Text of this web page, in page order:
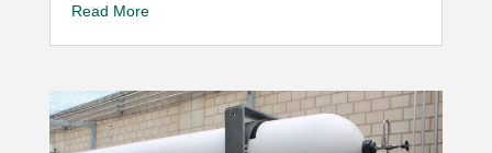
Read More